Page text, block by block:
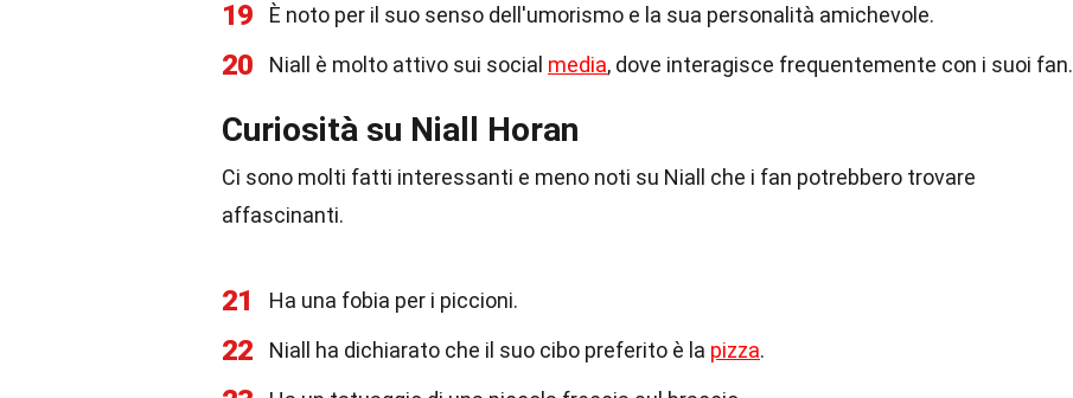
19 È noto per il suo senso dell'umorismo e la sua personalità amichevole.
20 Niall è molto attivo sui social media, dove interagisce frequentemente con i suoi fan.
Curiosità su Niall Horan
Ci sono molti fatti interessanti e meno noti su Niall che i fan potrebbero trovare
affascinanti.
21 Ha una fobia per i piccioni.
22 Niall ha dichiarato che il suo cibo preferito è la pizza.